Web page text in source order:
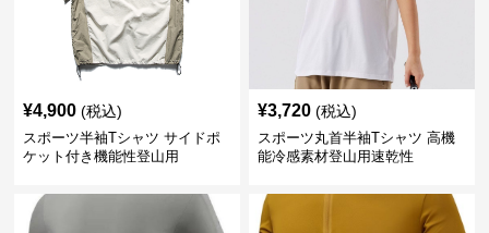
¥4,900 (税込)
スポーツ半袖Tシャツ サイドポ
ケット付き機能性登山用
¥3,720 (税込)
スポーツ丸首半袖Tシャツ 高機
能冷感素材登山用速乾性